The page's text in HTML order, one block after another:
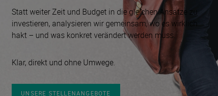
Statt weiter Zeit und Budget in die gleichen Ansätze zu
investieren, analysieren wir gemeinsam, wo es wirklich
hakt – und was konkret verändert werden muss.
Klar, direkt und ohne Umwege.
UNSERE STELLENANGEBOTE